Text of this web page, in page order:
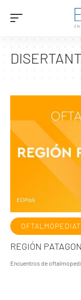
REGIÓN
Encuentros de